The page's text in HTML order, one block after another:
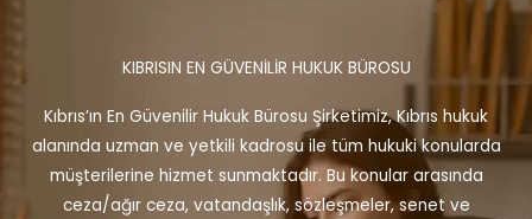
KIBRISIN EN GÜVENİLİR HUKUK BÜROSU
Kıbrıs’ın En Güvenilir Hukuk Bürosu Şirketimiz, Kıbrıs hukuk
alanında uzman ve yetkili kadrosu ile tüm hukuki konularda
müşterilerine hizmet sunmaktadır. Bu konular arasında
ceza/ağır ceza, vatandaşlık, sözleşmeler, senet ve